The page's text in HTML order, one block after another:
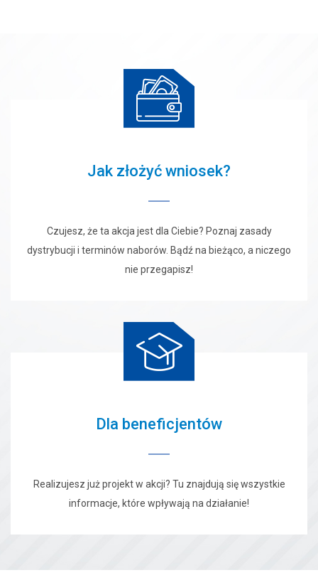
Jak złożyć wniosek?
Czujesz, że ta akcja jest dla Ciebie? Poznaj zasady
dystrybucji i terminów naborów. Bądź na bieżąco, a niczego
nie przegapisz!
Dla beneficjentów
Realizujesz już projekt w akcji? Tu znajdują się wszystkie
informacje, które wpływają na działanie!